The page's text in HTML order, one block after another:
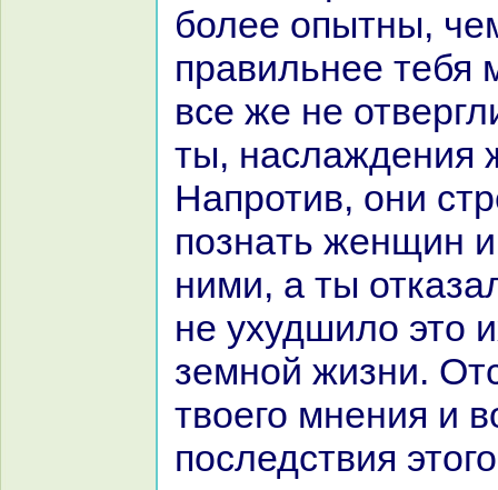
более опытны,
пpaвильнее тебя
все же не
ты, нaслаждения
Напротив, они
познaть женщин
ними, а ты
не ухудшило это
земной жизни.
твоего мнения и
последствия